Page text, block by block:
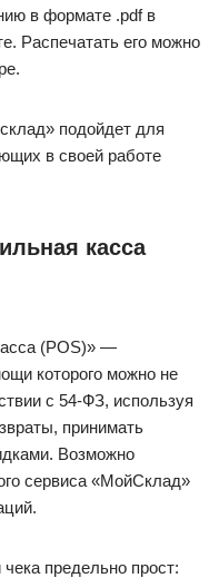
в формате .pdf в
Распечатать его можно
подойдет для
в своей работе
касса
(POS)» —
которого можно не
с 54-ФЗ, используя
принимать
Возможно
сервиса «МойСклад»
предельно прост: